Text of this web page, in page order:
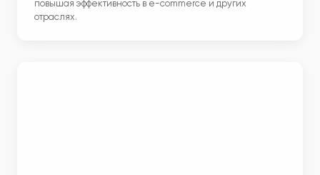
повышая эффективность в e-commerce и других
отраслях.